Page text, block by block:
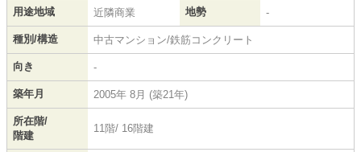
用途地域 近隣商業 地勢 -
種別/構造 中古マンション/鉄筋コンクリート
向き -
築年月 2005年 8月 (築21年)
所在階/
階建
11階/ 16階建